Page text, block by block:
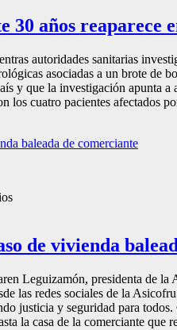
30 años
autoridades sanitarias
asociadas a un brote
y que la investigación apunta
los cuatro pacientes afectados
de vivienda
Leguizamón, presidenta de
las redes sociales de la
justicia y seguridad para
la casa de la comerciante que